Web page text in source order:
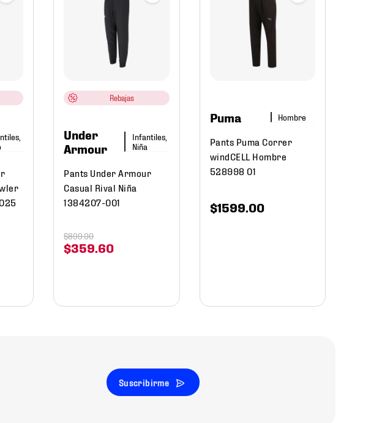
Rebajas
Under
Armour
Infantiles,
Niña
Pants Under Armour
Casual Rival Niña
1384207-001
$359.60
$899.00
Puma Hombre
Pants Puma Correr
windCELL Hombre
528998 01
$1599.00
Suscribirme